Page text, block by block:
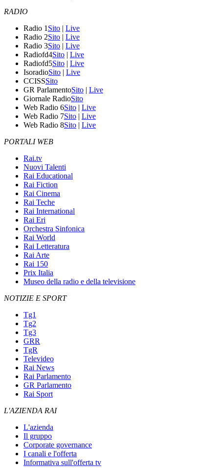
RADIO
Radio 1 Sito | Live
Radio 2Sito | Live
Radio 3Sito | Live
Radiofd4Sito | Live
Radiofd5Sito | Live
IsoradioSito | Live
CCISSSito
GR ParlamentoSito | Live
Giornale RadioSito
Web Radio 6Sito | Live
Web Radio 7Sito | Live
Web Radio 8Sito | Live
PORTALI WEB
Rai.tv
Nuovi Talenti
Rai Educational
Rai Fiction
Rai Cinema
Rai Teche
Rai International
Rai Eri
Orchestra Sinfonica
Rai World
Rai Letteratura
Rai Arte
Rai 150
Prix Italia
Museo della radio e della televisione
NOTIZIE E SPORT
Tg1
Tg2
Tg3
GRR
TgR
Televideo
Rai News
Rai Parlamento
GR Parlamento
Rai Sport
L'AZIENDA RAI
L'azienda
Il gruppo
Corporate governance
I canali e l'offerta
Informativa sull'offerta tv